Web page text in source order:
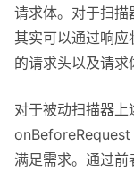
请求体。对于扫描
其实可以通过响应
的请求头以及请求
对于被动扫描器
满足需求。通过